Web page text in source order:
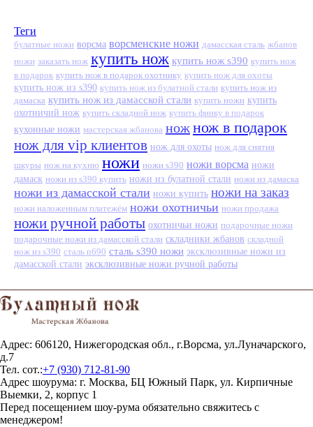
Теги
булатные ножи ворсма ворсменские ножи дамасская сталь жбанов
ножи заказать нож купить нож купить нож s390 купить нож
в подарок купить нож в подарок охотнику купить нож для охоты
купить нож из s390 купить нож из булатной стали купить нож из
дамаска купить нож из дамасской стали купить ножи купить
охотничий нож купить складной нож купить финку в подарок
кухонные ножи мастерская жбанова ножнож в подарок
нож для vip клиентов нож для охоты нож для снятия
шкуры нож на кухню ножи ножи s390 ножи ворсма ножи
дамаск ножи из s390 купить ножи из булатной стали ножи из дамаска
ножи из дамасской стали ножи купить ножи на заказ
ножи наложенным платежём ножи охотничьи ножи продажа
ножи ручной работы охотничьи ножи подарочные ножи
подарочные ножи из дамасской стали складники жбанов складной
нож из s390 сталь n690 сталь s390 ножи эксклюзивные ножи из
дамасской стали эксклюзивные ножи ручной работы
Адрес: 606120, Нижегородская обл., г.Ворсма, ул.Луначарского,
д.7
Тел. сот.:+7 (930) 712-81-90
Адрес шоурума: г. Москва, БЦ Южный Парк, ул. Кирпичные
Выемки, 2, корпус 1
Перед посещением шоу-рума обязательно свяжитесь с
менеджером!